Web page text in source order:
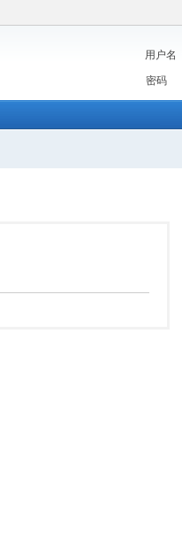
用户名
密码